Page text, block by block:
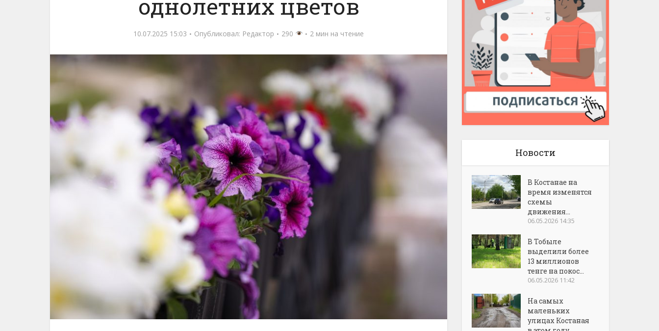
однолетних цветов
10.07.2025 15:03 Опубликовал: Редактор 290 2 мин на чтение
Новости
В Костанае на
время изменятся
схемы
движения...
06.05.2026 14:35
В Тобыле
выделили более
13 миллионов
тенге на покос...
06.05.2026 11:42
На самых
маленьких
улицах Костаная